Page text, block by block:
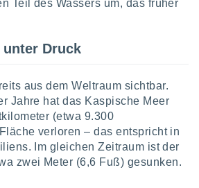
Teil des Wassers um, das früher
Druck
aus dem Weltraum sichtbar.
Jahre hat das Kaspische Meer
(etwa 9.300
verloren – das entspricht in
Im gleichen Zeitraum ist der
zwei Meter (6,6 Fuß) gesunken.